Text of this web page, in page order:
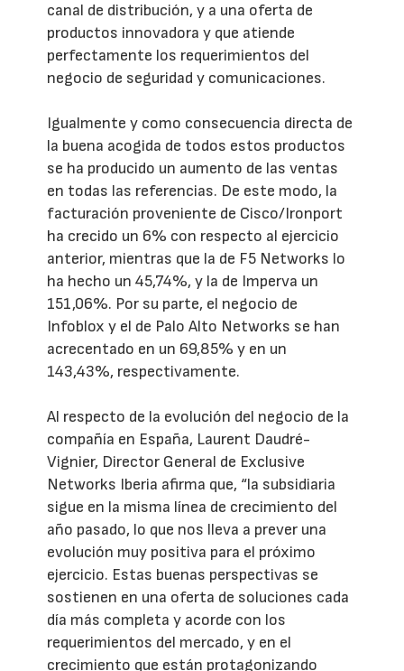
canal de distribución, y a una oferta de
productos innovadora y que atiende
perfectamente los requerimientos del
negocio de seguridad y comunicaciones.
Igualmente y como consecuencia directa de
la buena acogida de todos estos productos
se ha producido un aumento de las ventas
en todas las referencias. De este modo, la
facturación proveniente de Cisco/Ironport
ha crecido un 6% con respecto al ejercicio
anterior, mientras que la de F5 Networks lo
ha hecho un 45,74%, y la de Imperva un
151,06%. Por su parte, el negocio de
Infoblox y el de Palo Alto Networks se han
acrecentado en un 69,85% y en un
143,43%, respectivamente.
Al respecto de la evolución del negocio de la
compañía en España, Laurent Daudré-
Vignier, Director General de Exclusive
Networks Iberia afirma que, “la subsidiaria
sigue en la misma línea de crecimiento del
año pasado, lo que nos lleva a prever una
evolución muy positiva para el próximo
ejercicio. Estas buenas perspectivas se
sostienen en una oferta de soluciones cada
día más completa y acorde con los
requerimientos del mercado, y en el
crecimiento que están protagonizando